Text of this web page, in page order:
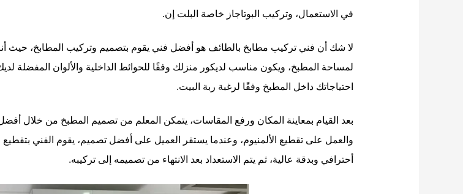
في الاستعمال، وتركيب البوتاجاز خاصة البلت إن.
لا شك أن فني تركيب مطابخ بالطائف هو أفضل فني يقوم بتصميم وتركيب المطابخ، حيث
لمساحة المطبخ، ويكون مناسب لديكور منزلك وفقًا للحوائط الداخلية والألوان المفضلة
احتياجاتك داخل المطبخ وفقًا لرغبة ربة البيت.
بعد القيام بمعاينة المكان ورفع المقاسات، يتمكن المعلم من تصميم المطبخ من خلال
والعمل على تقطيع الألمنيوم، وعندما يستقر العميل على أفضل تصميم، يقوم الفني بتقطيع
أحترافي وبدقة عالية، ثم يتم الاستعداد بعد الانتهاء من تصميمه إلى تركيبه.